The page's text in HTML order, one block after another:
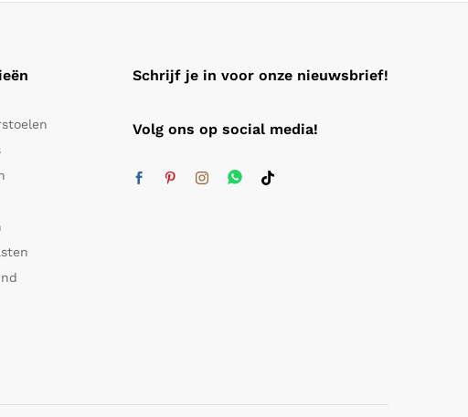
Schrijf je in voor onze nieuwsbrief!
Volg ons op social media!